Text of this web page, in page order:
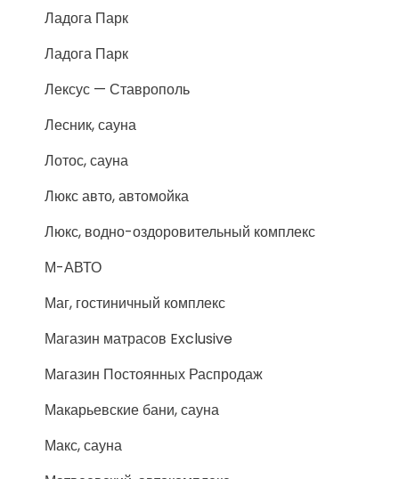
Ладога Парк
Ладога Парк
Лексус — Ставрополь
Лесник, сауна
Лотос, сауна
Люкс авто, автомойка
Люкс, водно-оздоровительный комплекс
М-АВТО
Маг, гостиничный комплекс
Магазин матрасов Exclusive
Магазин Постоянных Распродаж
Макарьевские бани, сауна
Макс, сауна